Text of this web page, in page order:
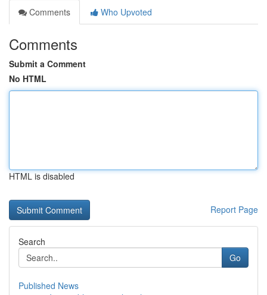
Comments
Who Upvoted
Comments
Submit a Comment
No HTML
HTML is disabled
Report Page
Search
Go
Published News